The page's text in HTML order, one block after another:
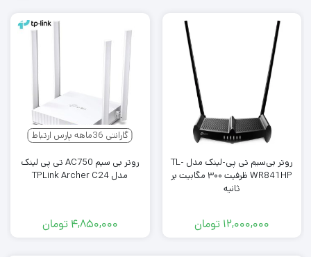
روتر بی‌سیم تی پی-لینک مدل TL-
WR841HP ظرفیت ۳۰۰ مگابیت بر
ثانیه
۱۲,۰۰۰,۰۰۰ تومان
گارانتی 36ماهه پارس ارتباط
روتر بی سیم AC750 تی پی لینک
مدل TPLink Archer C24
۴,۸۵۰,۰۰۰ تومان